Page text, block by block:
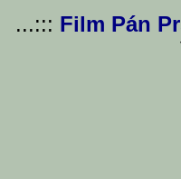
...::: Film Pán